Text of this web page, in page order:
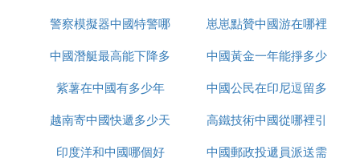
警察模擬器中國特警哪
裡下載
崽崽點贊中國游在哪裡
中國潛艇最高能下降多
少米
中國黃金一年能掙多少
錢
紫薯在中國有多少年
中國公民在印尼逗留多
久
越南寄中國快遞多少天
高鐵技術中國從哪裡引
進
印度洋和中國哪個好
中國郵政投遞員派送需